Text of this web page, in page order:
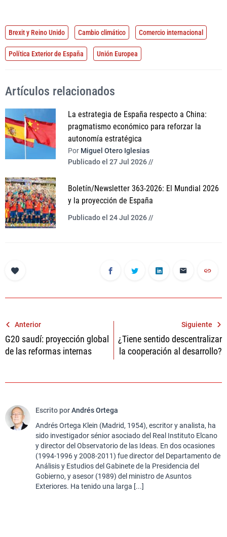
Brexit y Reino Unido Cambio climático Comercio internacional
Política Exterior de España Unión Europea
Artículos relacionados
La estrategia de España respecto a China:
pragmatismo económico para reforzar la
autonomía estratégica
Por Miguel Otero Iglesias
Publicado el 27 Jul 2026 //
Boletín/Newsletter 363-2026: El Mundial 2026
y la proyección de España
Publicado el 24 Jul 2026 //
Navegación
de
entradas
Anterior
G20 saudí: proyección global
de las reformas internas
Siguiente
¿Tiene sentido descentralizar
la cooperación al desarrollo?
Escrito porAndrés Ortega
Andrés Ortega Klein (Madrid, 1954), escritor y analista, ha
sido investigador sénior asociado del Real Instituto Elcano
y director del Observatorio de las Ideas. En dos ocasiones
(1994-1996 y 2008-2011) fue director del Departamento de
Análisis y Estudios del Gabinete de la Presidencia del
Gobierno, y asesor (1989) del ministro de Asuntos
Exteriores. Ha tenido una larga [...]